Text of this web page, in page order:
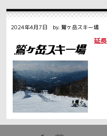
2024年4月7日 by. 鷲ヶ岳スキー場
延